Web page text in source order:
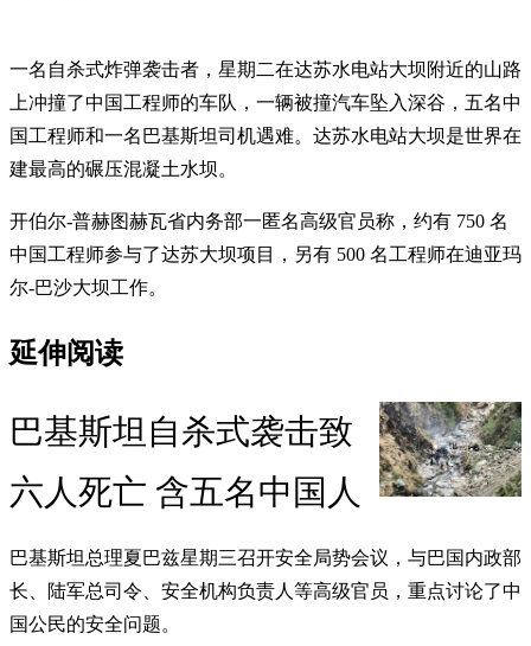
一名自杀式炸弹袭击者，星期二在达苏水电站大坝附近的山路
上冲撞了中国工程师的车队，一辆被撞汽车坠入深谷，五名中
国工程师和一名巴基斯坦司机遇难。达苏水电站大坝是世界在
建最高的碾压混凝土水坝。
开伯尔-普赫图赫瓦省内务部一匿名高级官员称，约有 750 名
中国工程师参与了达苏大坝项目，另有 500 名工程师在迪亚玛
尔-巴沙大坝工作。
延伸阅读
巴基斯坦自杀式袭击致
六人死亡 含五名中国人
巴基斯坦总理夏巴兹星期三召开安全局势会议，与巴国内政部
长、陆军总司令、安全机构负责人等高级官员，重点讨论了中
国公民的安全问题。